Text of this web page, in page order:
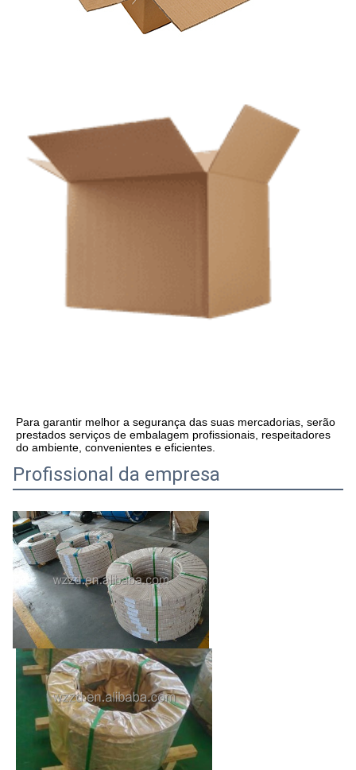
Para garantir melhor a segurança das suas mercadorias, serão
prestados serviços de embalagem profissionais, respeitadores
do ambiente, convenientes e eficientes.
Profissional da empresa